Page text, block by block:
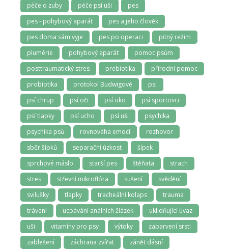
péče o zuby
péče psí uši
pes
pes - pohybový aparát
pes a jeho člověk
pes doma sám vyje
pes po operaci
pitný režim
plumérie
pohybový aparát
pomoc psům
posttraumatický stres
prebiotika
přírodní pomoc
probiotika
protokol Budwigové
psi
psí chrup
psí oči psí oko
psí sportovci
psí tlapky
psí ucho psí uši
psychika
psychika psů
rovnováha emocí
rozhovor
sběr šípků
separační úzkost
šípek
sprchové máslo
starší pes štěňata
strach
stres
střevní mikroflóra sušení
svědění
svilušky
tlapky tracheální kolaps
trauma
trávení
ucpávání análních žlázek
uklidňující úvaz
uši
vitamíny pro psy výtoky
zabarvení srsti
zablešení
záchrana zvířat
zánět dásní